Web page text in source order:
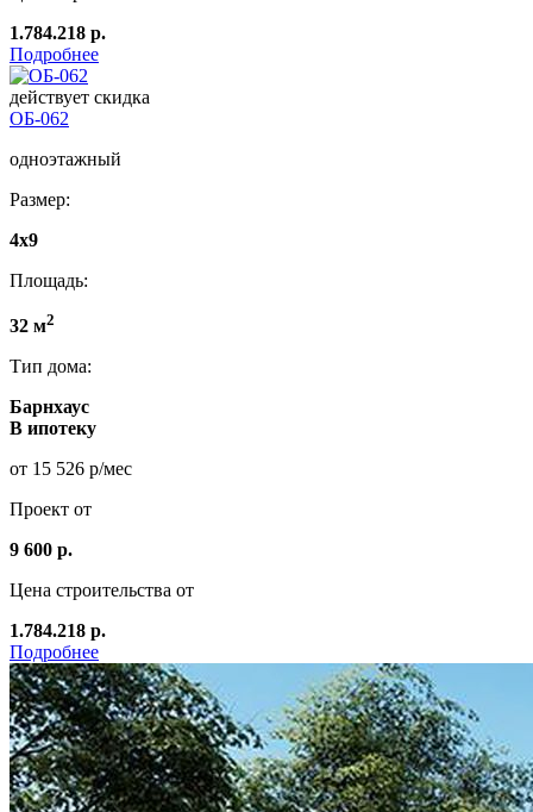
1.784.218 р.
Подробнее
действует скидка
ОБ-062
одноэтажный
Размер:
4x9
Площадь:
32 м2
Тип дома:
Барнхаус
В ипотеку
от 15 526 р/мес
Проект от
9 600 р.
Цена строительства от
1.784.218 р.
Подробнее